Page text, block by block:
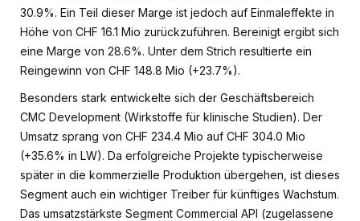
30.9%. Ein Teil dieser Marge ist jedoch auf Einmaleffekte in
Höhe von CHF 16.1 Mio zurückzuführen. Bereinigt ergibt sich
eine Marge von 28.6%. Unter dem Strich resultierte ein
Reingewinn von CHF 148.8 Mio (+23.7%).
Besonders stark entwickelte sich der Geschäftsbereich
CMC Development (Wirkstoffe für klinische Studien). Der
Umsatz sprang von CHF 234.4 Mio auf CHF 304.0 Mio
(+35.6% in LW). Da erfolgreiche Projekte typischerweise
später in die kommerzielle Produktion übergehen, ist dieses
Segment auch ein wichtiger Treiber für künftiges Wachstum.
Das umsatzstärkste Segment Commercial API (zugelassene